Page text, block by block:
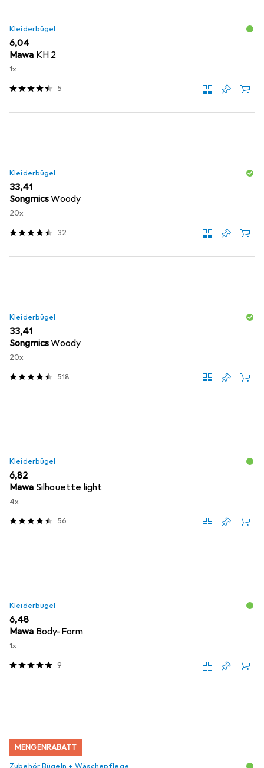
Kleiderbügel
EUR
6,04
Mawa KH 2
1x
5
Kleiderbügel
EUR
33,41
SongmicsWoody
20x
32
Kleiderbügel
EUR
33,41
SongmicsWoody
20x
518
Kleiderbügel
EUR
6,82
Mawa Silhouette light
4x
56
Kleiderbügel
EUR
6,48
Mawa Body-Form
1x
9
MENGENRABATT